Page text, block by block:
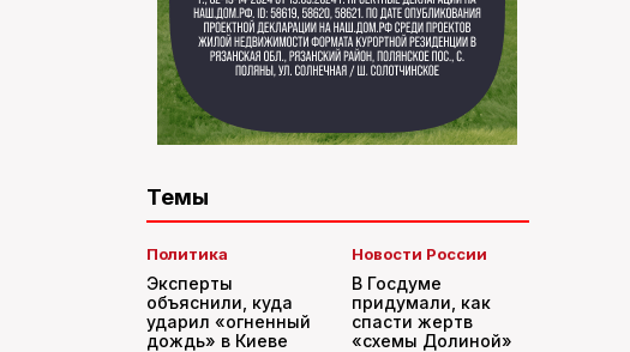
Темы
Политика
Эксперты
объяснили, куда
ударил «огненный
дождь» в Киеве
Новости России
В Госдуме
придумали, как
спасти жертв
«схемы Долиной»